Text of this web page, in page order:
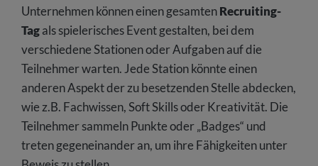
Unternehmen können einen gesamtenRecruiting-
Tagals spielerisches Event gestalten, bei dem
verschiedene Stationen oder Aufgaben auf die
Teilnehmer warten. Jede Station könnte einen
anderen Aspekt der zu besetzenden Stelle abdecken,
wie z.B. Fachwissen, Soft Skills oder Kreativität. Die
Teilnehmer sammeln Punkte oder „Badges“ und
treten gegeneinander an, um ihre Fähigkeiten unter